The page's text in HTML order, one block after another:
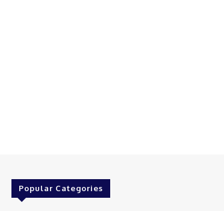
Popular Categories